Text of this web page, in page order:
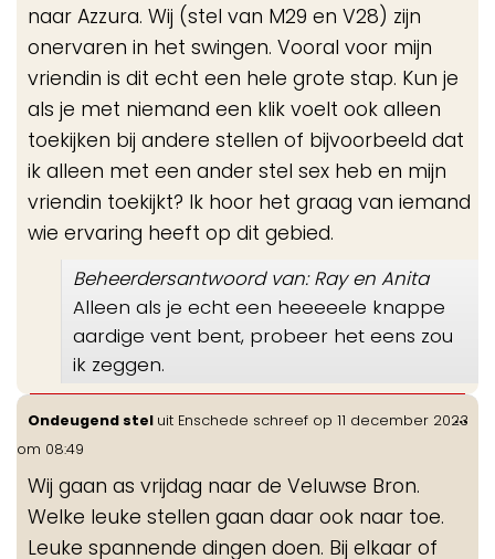
naar Azzura. Wij (stel van M29 en V28) zijn
onervaren in het swingen. Vooral voor mijn
vriendin is dit echt een hele grote stap. Kun je
als je met niemand een klik voelt ook alleen
toekijken bij andere stellen of bijvoorbeeld dat
ik alleen met een ander stel sex heb en mijn
vriendin toekijkt? Ik hoor het graag van iemand
wie ervaring heeft op dit gebied.
Beheerdersantwoord van: Ray en Anita
Alleen als je echt een heeeeele knappe
aardige vent bent, probeer het eens zou
ik zeggen.
Ondeugend stel uit Enschede schreef op 11 december 2023
om 08:49
Wij gaan as vrijdag naar de Veluwse Bron.
Welke leuke stellen gaan daar ook naar toe.
Leuke spannende dingen doen. Bij elkaar of
...